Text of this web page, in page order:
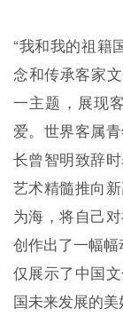
“我和我的祖籍
念和传承客家
一主题，展现
爱。世界客属
长曾智明致辞
艺术精髓推向
为海，将自己
创作出了一幅
仅展示了中国
国未来发展的美